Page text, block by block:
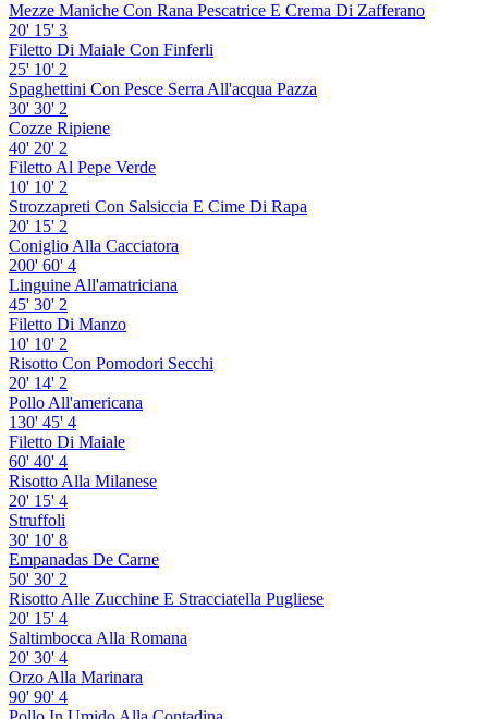
Mezze Maniche Con Rana Pescatrice E Crema Di Zafferano
20' 15' 3
Filetto Di Maiale Con Finferli
25' 10' 2
Spaghettini Con Pesce Serra All'acqua Pazza
30' 30' 2
Cozze Ripiene
40' 20' 2
Filetto Al Pepe Verde
10' 10' 2
Strozzapreti Con Salsiccia E Cime Di Rapa
20' 15' 2
Coniglio Alla Cacciatora
200' 60' 4
Linguine All'amatriciana
45' 30' 2
Filetto Di Manzo
10' 10' 2
Risotto Con Pomodori Secchi
20' 14' 2
Pollo All'americana
130' 45' 4
Filetto Di Maiale
60' 40' 4
Risotto Alla Milanese
20' 15' 4
Struffoli
30' 10' 8
Empanadas De Carne
50' 30' 2
Risotto Alle Zucchine E Stracciatella Pugliese
20' 15' 4
Saltimbocca Alla Romana
20' 30' 4
Orzo Alla Marinara
90' 90' 4